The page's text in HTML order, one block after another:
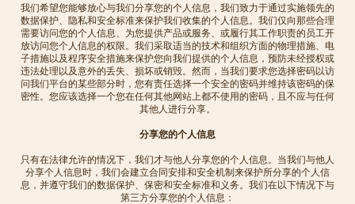
我们希望您能够放心与我们分享您的个人信息，我们致力于通过实施领先的
数据保护、隐私和安全标准来保护我们收集的个人信息。我们仅向那些合理
需要访问您的个人信息、为您提供产品或服务、或履行其工作职责的员工开
放访问您个人信息的权限。我们采取适当的技术和组织方面的物理措施、电
子措施以及程序安全措施来保护您向我们提供的个人信息，预防未经授权或
违法处理以及意外的丢失、损坏或销毁。然而，当我们要求您选择密码以访
问我们平台的某些部分时，您有责任选择一个安全的密码并维持该密码的保
密性。您应该选择一个您在任何其他网站上都不使用的密码，且不应与任何
其他人进行分享。
分享您的个人信息
只有在法律允许的情况下，我们才与他人分享您的个人信息。当我们与他人
分享个人信息时，我们会建立合同安排和安全机制来保护所分享的个人信
息，并遵守我们的数据保护、保密和安全标准和义务。我们在以下情况下与
第三方分享您的个人信息：